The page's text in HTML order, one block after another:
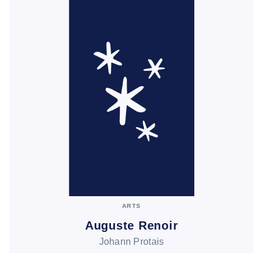
ARTS
Auguste Renoir
Johann Protais